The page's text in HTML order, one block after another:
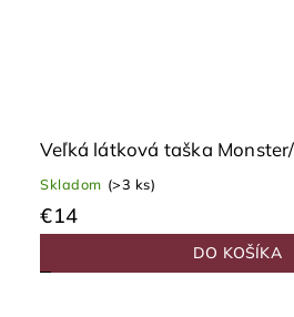
Veľká látková taška
Skladom (>3 ks)
€14
DO KOŠÍKA